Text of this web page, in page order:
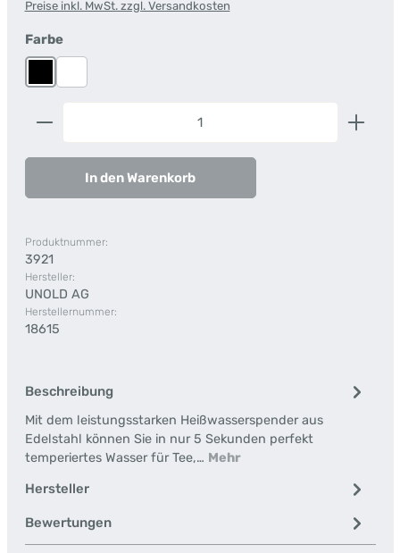
Preise inkl. MwSt. zzgl. Versandkosten
Farbeauswählen
Schwarz
Weiß
Produkt Anzahl: Gib den gewünschten Wert ein
In den Warenkorb
Produktnummer:
3921
Hersteller:
UNOLD AG
Herstellernummer:
18615
Beschreibung
Mit dem leistungsstarken Heißwasserspender aus
Edelstahl können Sie in nur 5 Sekunden perfekt
temperiertes Wasser für Tee,… Mehr
Hersteller
Bewertungen